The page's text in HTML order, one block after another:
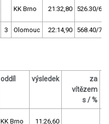
KK Brno 21:32,80 526.30/
3 Olomouc 22:14,90 568.40/
oddíl výsledek
za
vítězem
s / %
KK Brno 11:26,60